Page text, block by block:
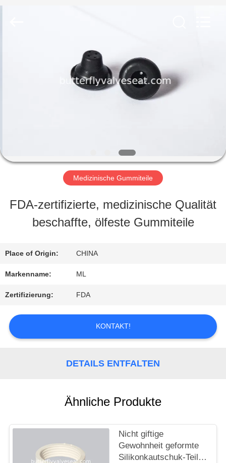
PRODUKTE
SHOW
UNS
FABRIK-
AUSFLUG
TRETEN
IN
VERBINDUNG
Medizinische Gummiteile
FDA-zertifizierte, medizinische Qualität
beschaffte, ölfeste Gummiteile
Place of Origin: CHINA
Markenname: ML
Zertifizierung: FDA
KONTAKT!
DETAILS ENTFALTEN
Ähnliche Produkte
Nicht giftige
Gewohnheit geformte
Silikonkautschuk-Teile